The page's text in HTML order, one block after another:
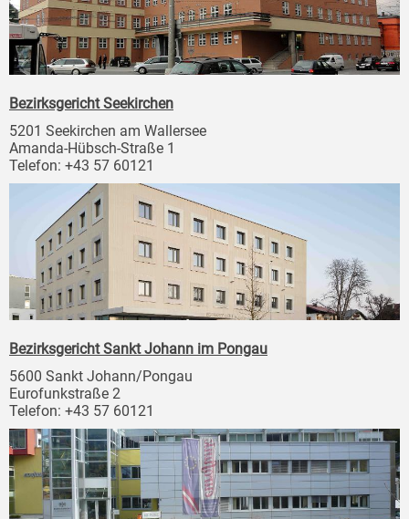
Bezirksgericht Seekirchen
5201 Seekirchen am Wallersee
Amanda-Hübsch-Straße 1
Telefon: +43 57 60121
Bezirksgericht Sankt Johann im Pongau
5600 Sankt Johann/Pongau
Eurofunkstraße 2
Telefon: +43 57 60121